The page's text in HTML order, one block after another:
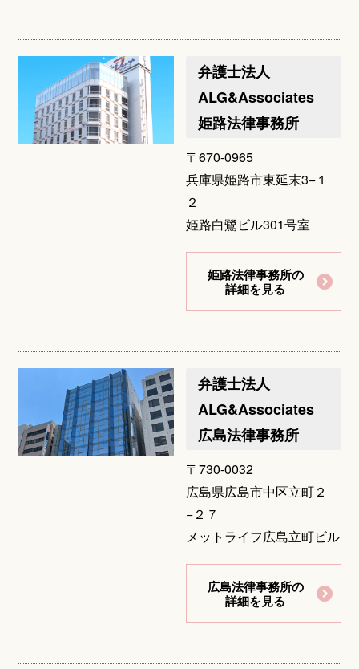
弁護士法人
ALG&Associates
姫路法律事務所
〒670-0965
兵庫県姫路市東延末3−１
２
姫路白鷺ビル301号室
姫路法律事務所の
詳細を見る
弁護士法人
ALG&Associates
広島法律事務所
〒730-0032
広島県広島市中区立町２
−２７
メットライフ広島立町ビル
広島法律事務所の
詳細を見る